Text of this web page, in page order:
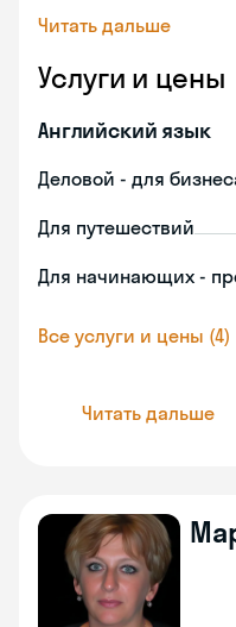
Читать дальше
Услуги и цены
Английский язык
Деловой - для
Для путешествий
Для начинающих -
Все услуги и цены (4)
Читать дальше